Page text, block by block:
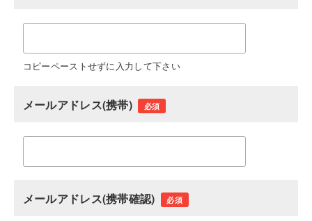
コピーペーストせずに入力して下さい
メールアドレス(携帯) 必須
メールアドレス(携帯確認) 必須